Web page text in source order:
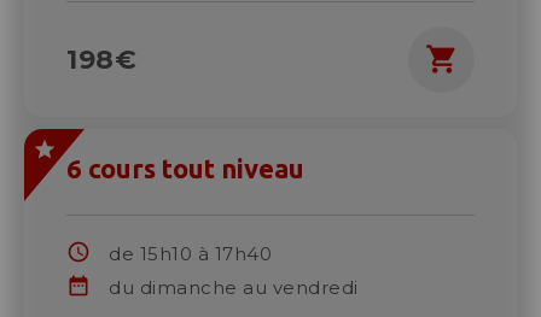
198€ shopping_cart
6 cours tout niveau
schedule de 15h10 à 17h40
date_range du dimanche au vendredi